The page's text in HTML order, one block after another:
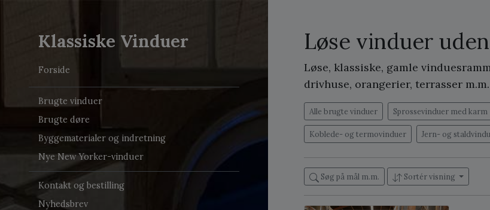
Klassiske Vinduer
Forside
Brugte vinduer
Brugte døre
Byggematerialer og indretning
Nye New Yorker-vinduer
Kontakt og bestilling
Nyhedsbrev
Løse vinduer
Løse, klassiske, gamle
drivhuse, orangerier, terrasser m.m.
Alle brugte vinduer Sprossevinduer med karm
Koblede- og termovinduer Jern- og
Søg på mål m.m. Sortér visning